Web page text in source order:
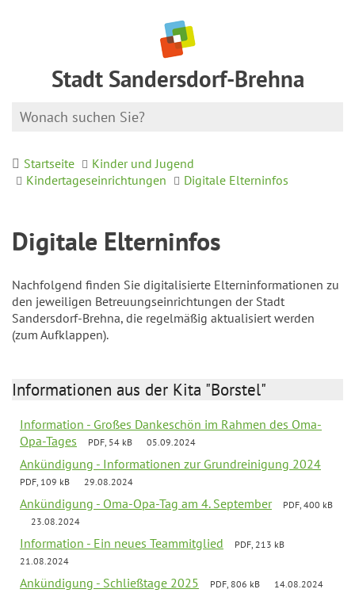
Stadt Sandersdorf-Brehna
Startseite
Kinder und Jugend
Kindertageseinrichtungen
Digitale Elterninfos
Digitale Elterninfos
Nachfolgend finden Sie digitalisierte Elterninformationen zu
den jeweiligen Betreuungseinrichtungen der Stadt
Sandersdorf-Brehna, die regelmäßig aktualisiert werden
(zum Aufklappen).
Informationen aus der Kita "Borstel"
Information - Großes Dankeschön im Rahmen des Oma-
Opa-Tages
PDF, 54 kB 05.09.2024
Ankündigung - Informationen zur Grundreinigung 2024
PDF, 109 kB 29.08.2024
Ankündigung - Oma-Opa-Tag am 4. September
PDF, 400 kB
23.08.2024
Information - Ein neues Teammitglied
PDF, 213 kB
21.08.2024
Ankündigung - Schließtage 2025 PDF, 806 kB 14.08.2024